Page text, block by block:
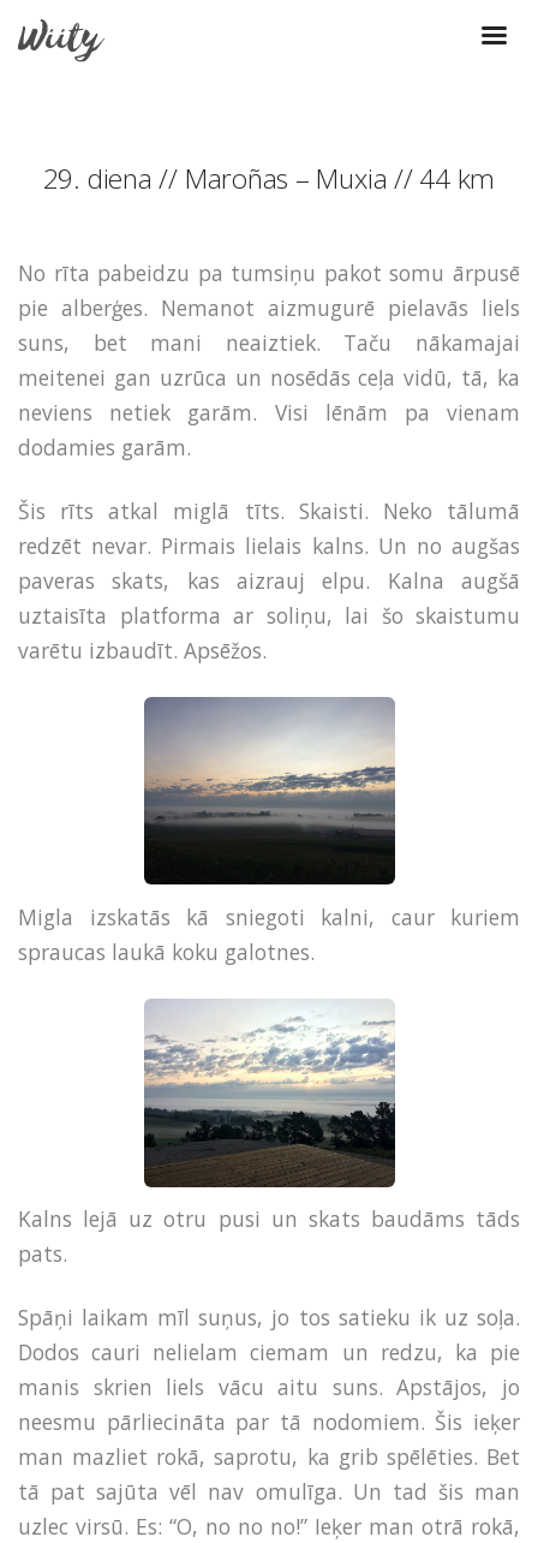
29. diena // Maroñas – Muxia // 44 km
No rīta pabeidzu pa tumsiņu pakot somu ārpusē
pie alberģes. Nemanot aizmugurē pielavās liels
suns, bet mani neaiztiek. Taču nākamajai
meitenei gan uzrūca un nosēdās ceļa vidū, tā, ka
neviens netiek garām. Visi lēnām pa vienam
dodamies garām.
Šis rīts atkal miglā tīts. Skaisti. Neko tālumā
redzēt nevar. Pirmais lielais kalns. Un no augšas
paveras skats, kas aizrauj elpu. Kalna augšā
uztaisīta platforma ar soliņu, lai šo skaistumu
varētu izbaudīt. Apsēžos.
Migla izskatās kā sniegoti kalni, caur kuriem
spraucas laukā koku galotnes.
Kalns lejā uz otru pusi un skats baudāms tāds
pats.
Spāņi laikam mīl suņus, jo tos satieku ik uz soļa.
Dodos cauri nelielam ciemam un redzu, ka pie
manis skrien liels vācu aitu suns. Apstājos, jo
neesmu pārliecināta par tā nodomiem. Šis ieķer
man mazliet rokā, saprotu, ka grib spēlēties. Bet
tā pat sajūta vēl nav omulīga. Un tad šis man
uzlec virsū. Es: “O, no no no!” Ieķer man otrā rokā,